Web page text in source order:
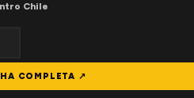
Chile
COMPLETA ↗